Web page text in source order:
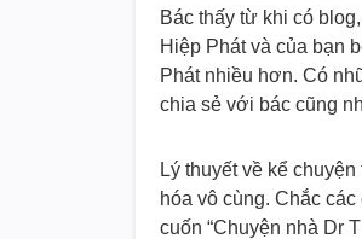
Bác thấy từ khi có
Hiệp Phát và của bạn
Phát nhiều hơn. Có
chia sẻ với bác cũng
Lý thuyết về kể
hóa vô cùng. Chắc
cuốn “Chuyện nhà Dr